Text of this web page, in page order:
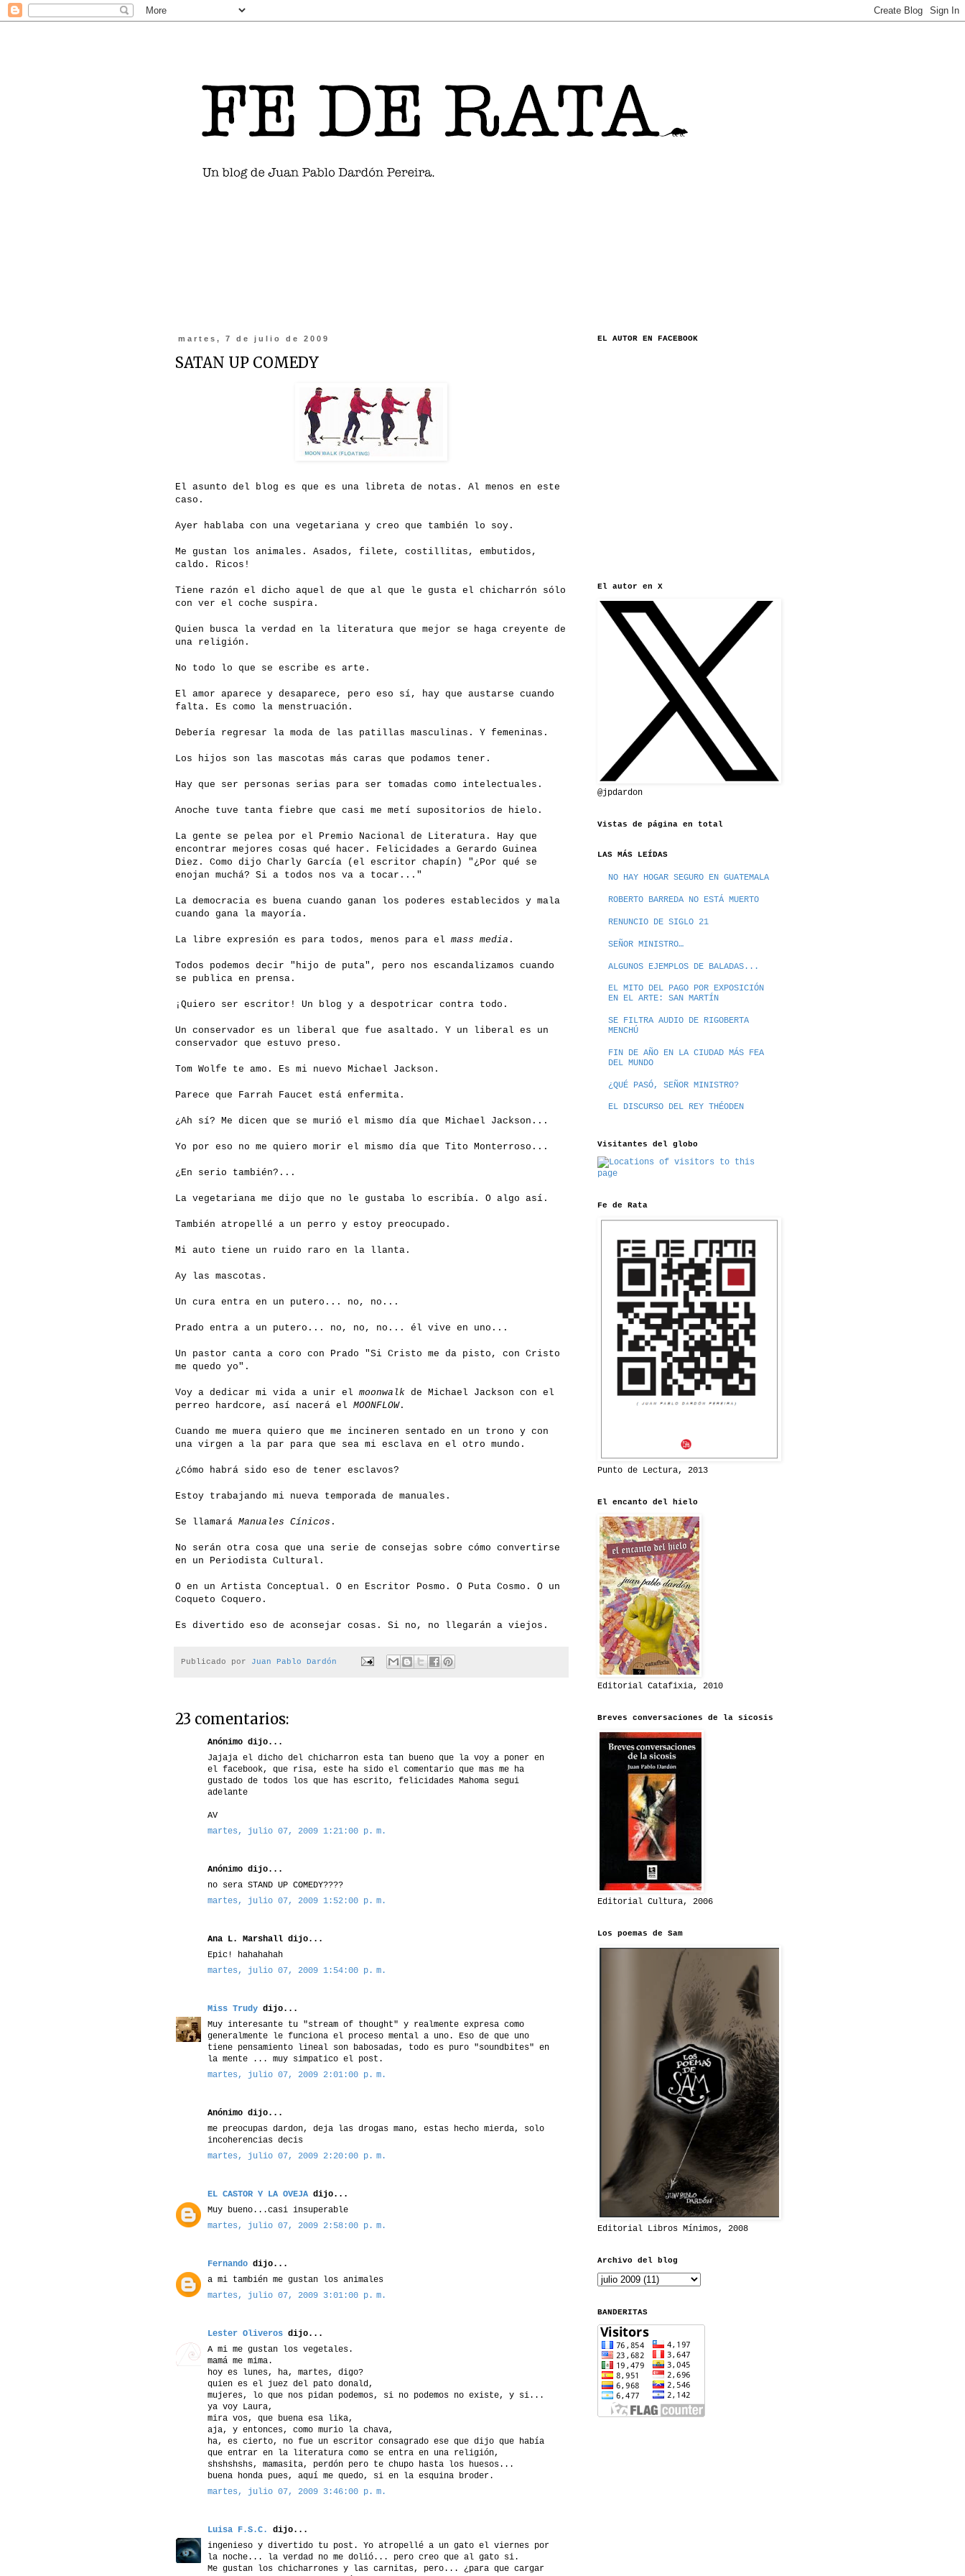
martes, 7 de julio de 2009
SATAN UP COMEDY
El asunto del blog es que es una libreta de notas. Al menos en este
caso.
Ayer hablaba con una vegetariana y creo que también lo soy.
Me gustan los animales. Asados, filete, costillitas, embutidos,
caldo. Ricos!
Tiene razón el dicho aquel de que al que le gusta el chicharrón sólo
con ver el coche suspira.
Quien busca la verdad en la literatura que mejor se haga creyente de
una religión.
No todo lo que se escribe es arte.
El amor aparece y desaparece, pero eso sí, hay que austarse cuando
falta. Es como la menstruación.
Debería regresar la moda de las patillas masculinas. Y femeninas.
Los hijos son las mascotas más caras que podamos tener.
Hay que ser personas serias para ser tomadas como intelectuales.
Anoche tuve tanta fiebre que casi me metí supositorios de hielo.
La gente se pelea por el Premio Nacional de Literatura. Hay que
encontrar mejores cosas qué hacer. Felicidades a Gerardo Guinea
Diez. Como dijo Charly García (el escritor chapín) "¿Por qué se
enojan muchá? Si a todos nos va a tocar..."
La democracia es buena cuando ganan los poderes establecidos y mala
cuando gana la mayoría.
La libre expresión es para todos, menos para el mass media .
Todos podemos decir "hijo de puta", pero nos escandalizamos cuando
se publica en prensa.
¡Quiero ser escritor! Un blog y a despotricar contra todo.
Un conservador es un liberal que fue asaltado. Y un liberal es un
conservador que estuvo preso.
Tom Wolfe te amo. Es mi nuevo Michael Jackson.
Parece que Farrah Faucet está enfermita.
¿Ah sí? Me dicen que se murió el mismo día que Michael Jackson...
Yo por eso no me quiero morir el mismo día que Tito Monterroso...
¿En serio también?...
La vegetariana me dijo que no le gustaba lo escribía. O algo así.
También atropellé a un perro y estoy preocupado.
Mi auto tiene un ruido raro en la llanta.
Ay las mascotas.
Un cura entra en un putero... no, no...
Prado entra a un putero... no, no, no... él vive en uno...
Un pastor canta a coro con Prado "Si Cristo me da pisto, con Cristo
me quedo yo".
Voy a dedicar mi vida a unir el moonwalk de Michael Jackson con el
perreo hardcore, así nacerá el MOONFLOW.
Cuando me muera quiero que me incineren sentado en un trono y con
una virgen a la par para que sea mi esclava en el otro mundo.
¿Cómo habrá sido eso de tener esclavos?
Estoy trabajando mi nueva temporada de manuales.
Se llamará Manuales Cínicos .
No serán otra cosa que una serie de consejas sobre cómo convertirse
en un Periodista Cultural.
O en un Artista Conceptual. O en Escritor Posmo. O Puta Cosmo. O un
Coqueto Coquero.
Es divertido eso de aconsejar cosas. Si no, no llegarán a viejos.
Publicado por Juan Pablo Dardón
23 comentarios:
Anónimo dijo...
Jajaja el dicho del chicharron esta tan bueno que la voy a poner en
el facebook, que risa, este ha sido el comentario que mas me ha
gustado de todos los que has escrito, felicidades Mahoma segui
adelante
AV
martes, julio 07, 2009 1:21:00 p. m.
Anónimo dijo...
no sera STAND UP COMEDY????
martes, julio 07, 2009 1:52:00 p. m.
Ana L. Marshall dijo...
Epic! hahahahah
martes, julio 07, 2009 1:54:00 p. m.
Miss Trudy dijo...
Muy interesante tu "stream of thought" y realmente expresa como
generalmente le funciona el proceso mental a uno. Eso de que uno
tiene pensamiento lineal son babosadas, todo es puro "soundbites" en
la mente ... muy simpatico el post.
martes, julio 07, 2009 2:01:00 p. m.
Anónimo dijo...
me preocupas dardon, deja las drogas mano, estas hecho mierda, solo
incoherencias decis
martes, julio 07, 2009 2:20:00 p. m.
EL CASTOR Y LA OVEJA dijo...
Muy bueno...casi insuperable
martes, julio 07, 2009 2:58:00 p. m.
Fernando dijo...
a mi también me gustan los animales
martes, julio 07, 2009 3:01:00 p. m.
Lester Oliveros dijo...
A mi me gustan los vegetales.
mamá me mima.
hoy es lunes, ha, martes, digo?
quien es el juez del pato donald,
mujeres, lo que nos pidan podemos, si no podemos no existe, y si...
ya voy Laura,
mira vos, que buena esa lika,
aja, y entonces, como murio la chava,
ha, es cierto, no fue un escritor consagrado ese que dijo que había
que entrar en la literatura como se entra en una religión,
shshshshs, mamasita, perdón pero te chupo hasta los huesos...
buena honda pues, aquí me quedo, si en la esquina broder.
martes, julio 07, 2009 3:46:00 p. m.
Luisa F.S.C.
dijo...
ingenieso y divertido tu post. Yo atropellé a un gato el viernes por
la noche... la verdad no me dolió... pero creo que al gato si.
Me gustan los chicharrones y las carnitas, pero... ¿para que cargar
EL AUTOR EN FACEBOOK
El autor en X
@jpdardon
Vistas de página en total
LAS MÁS LEÍDAS
NO HAY HOGAR SEGURO EN GUATEMALA
ROBERTO BARREDA NO ESTÁ MUERTO
RENUNCIO DE SIGLO 21
SEÑOR MINISTRO…
ALGUNOS EJEMPLOS DE BALADAS...
EL MITO DEL PAGO POR EXPOSICIÓN
EN EL ARTE: SAN MARTÍN
SE FILTRA AUDIO DE RIGOBERTA
MENCHÚ
FIN DE AÑO EN LA CIUDAD MÁS FEA
DEL MUNDO
¿QUÉ PASÓ, SEÑOR MINISTRO?
EL DISCURSO DEL REY THÉODEN
Visitantes del globo
Fe de Rata
Punto de Lectura, 2013
El encanto del hielo
Editorial Catafixia, 2010
Breves conversaciones de la sicosis
Editorial Cultura, 2006
Los poemas de Sam
Editorial Libros Mínimos, 2008
Archivo del blog
BANDERITAS